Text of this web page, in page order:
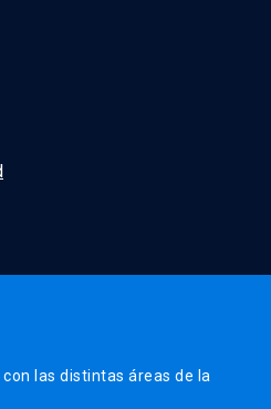
las distintas áreas de la